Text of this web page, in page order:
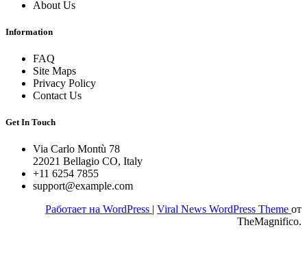
About Us
Information
FAQ
Site Maps
Privacy Policy
Contact Us
Get In Touch
Via Carlo Montù 78
22021 Bellagio CO, Italy
+11 6254 7855
support@example.com
Работает на WordPress | Viral News WordPress Theme от
TheMagnifico.